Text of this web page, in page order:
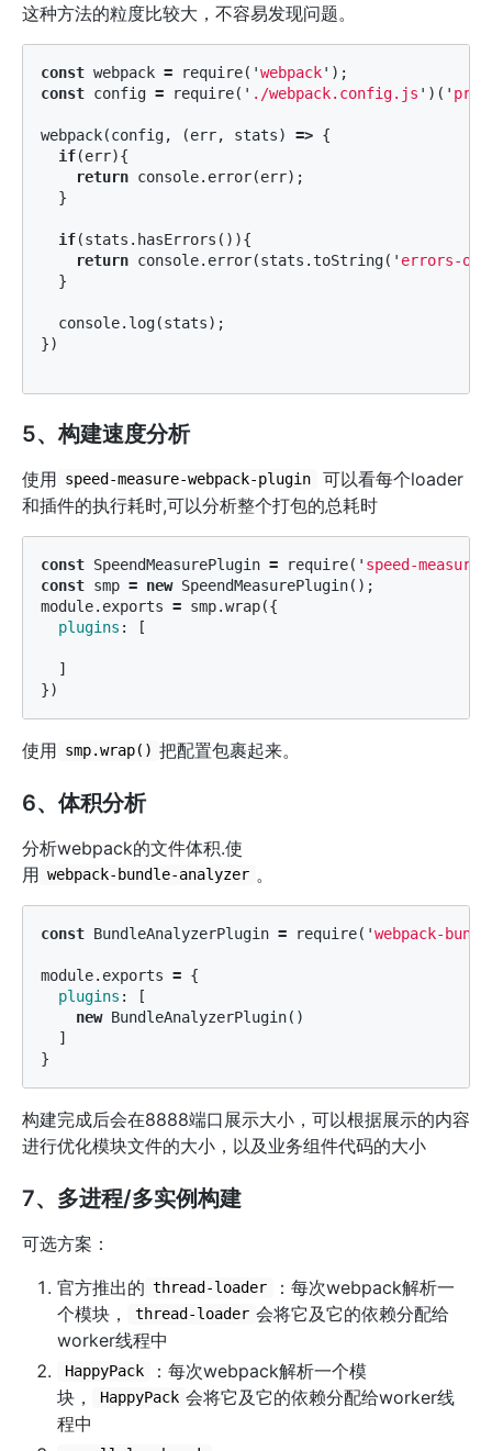
这种方法的粒度比较大，不容易发现问题。
const webpack = require( 'webpack' );
const config = require( ' ./webpack.config.js ' )( '
webpack(config, (err, stats) => {
if(err){
return console. error(err);
}
if(stats . hasErrors ()){
return console. error(stats .toString( ' errors-
}
console. log(stats);
})
5、构建速度分析
使用 speed-measure-webpack-plugin
可以看每个loader
和插件的执行耗时,可以分析整个打包的总耗时
const SpeendMeasurePlugin = require( ' speed-
const smp = new SpeendMeasurePlugin();
module. exports = smp.wrap({
plugins : [
]
})
使用 smp.wrap() 把配置包裹起来。
6、体积分析
分析webpack的文件体积.使
用 webpack-bundle-analyzer 。
const BundleAnalyzerPlugin = require( 'webpack-
module. exports = {
plugins :
[
new BundleAnalyzerPlugin()
]
}
构建完成后会在8888端口展示大小，可以根据展示的内容
进行优化模块文件的大小，以及业务组件代码的大小
7、多进程/多实例构建
可选方案：
官方推出的 thread-loader
：每次webpack解析一
个模块，
thread-loader 会将它及它的依赖分配给
worker线程中
HappyPack
：每次webpack解析一个模
块，
HappyPack 会将它及它的依赖分配给worker线
程中